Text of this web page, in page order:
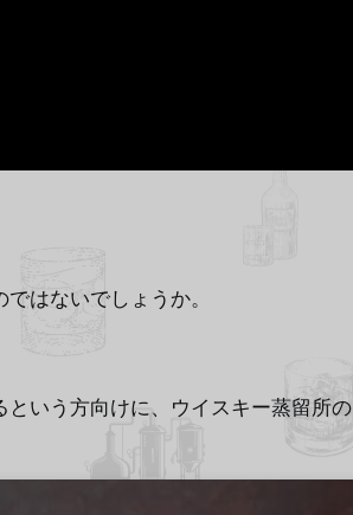
はないでしょうか。
いう方向けに、ウイスキー蒸留所の